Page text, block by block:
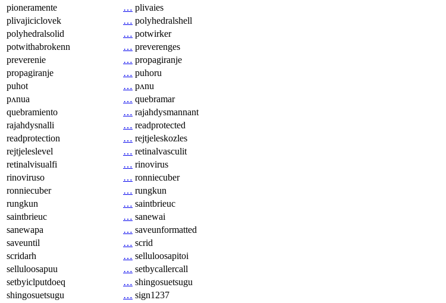
pioneramente
… plivaies
plivajiciclovek
… polyhedralshell
polyhedralsolid
… potwirker
potwithabrokenn
… preverenges
preverenie
… propagiranje
propagiranje
… puhoru
puhot
… pʌnu
pʌnua
… quebramar
quebramiento
… rajahdysmannant
rajahdysnalli
… readprotected
readprotection
… rejtjeleskozles
rejtjeleslevel
… retinalvasculit
retinalvisualfi
… rinovirus
rinoviruso
… ronniecuber
ronniecuber
… rungkun
rungkun
… saintbrieuc
saintbrieuc
… sanewai
sanewapa
… saveunformatted
saveuntil
… scrid
scridarh
… selluloosapitoi
selluloosapuu
… setbycallercall
setbyiclputdoeq
… shingosuetsugu
shingosuetsugu
… sign1237